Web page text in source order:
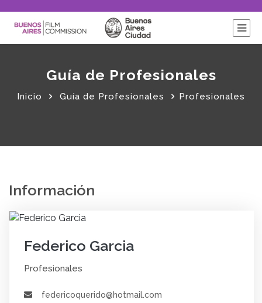
Guía de Profesionales
Inicio Guía de Profesionales Profesionales
Información
Federico Garcia
Profesionales
federicoquerido@hotmail.com